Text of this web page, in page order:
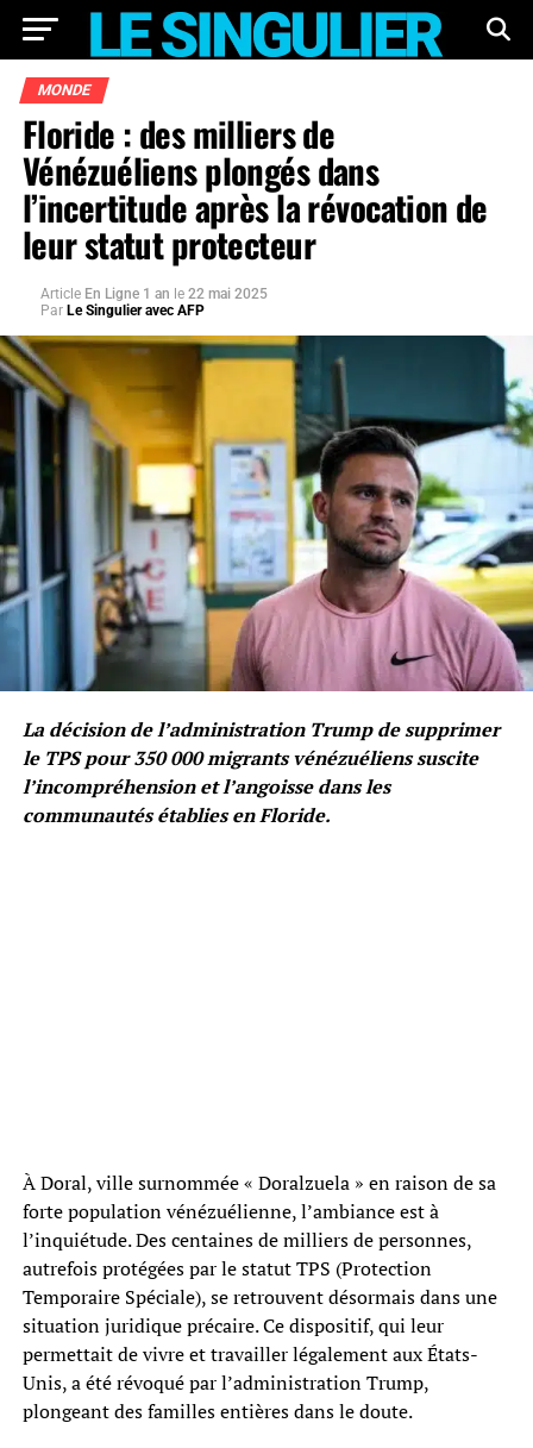
MONDE
Floride : des milliers de
Vénézuéliens plongés dans
l’incertitude après la révocation de
leur statut protecteur
Article En Ligne 1 an le 22 mai 2025
Par Le Singulier avec AFP
La décision de l’administration Trump de supprimer
le TPS pour 350 000 migrants vénézuéliens suscite
l’incompréhension et l’angoisse dans les
communautés établies en Floride.
À Doral, ville surnommée « Doralzuela » en raison de sa
forte population vénézuélienne, l’ambiance est à
l’inquiétude. Des centaines de milliers de personnes,
autrefois protégées par le statut TPS (Protection
Temporaire Spéciale), se retrouvent désormais dans une
situation juridique précaire. Ce dispositif, qui leur
permettait de vivre et travailler légalement aux États-
Unis, a été révoqué par l’administration Trump,
plongeant des familles entières dans le doute.